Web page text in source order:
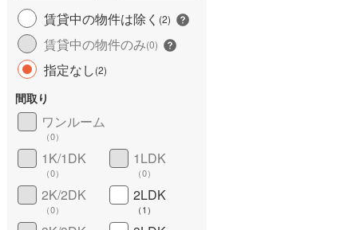
賃貸中の物件は除く (2)
賃貸中の物件のみ(0)
指定なし(2)
間取り
ワンルーム
（0）
1K/1DK
（0）
1LDK
（0）
2K/2DK
（0）
2LDK
（1 ）
長期優良住宅 ）